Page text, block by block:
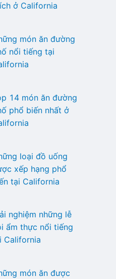
ở California
món ăn đường
nổi tiếng tại
14 món ăn đường
phổ biến nhất ở
loại đồ uống
xếp hạng phổ
tại California
nghiệm những lễ
ẩm thực nổi tiếng
California
món ăn được